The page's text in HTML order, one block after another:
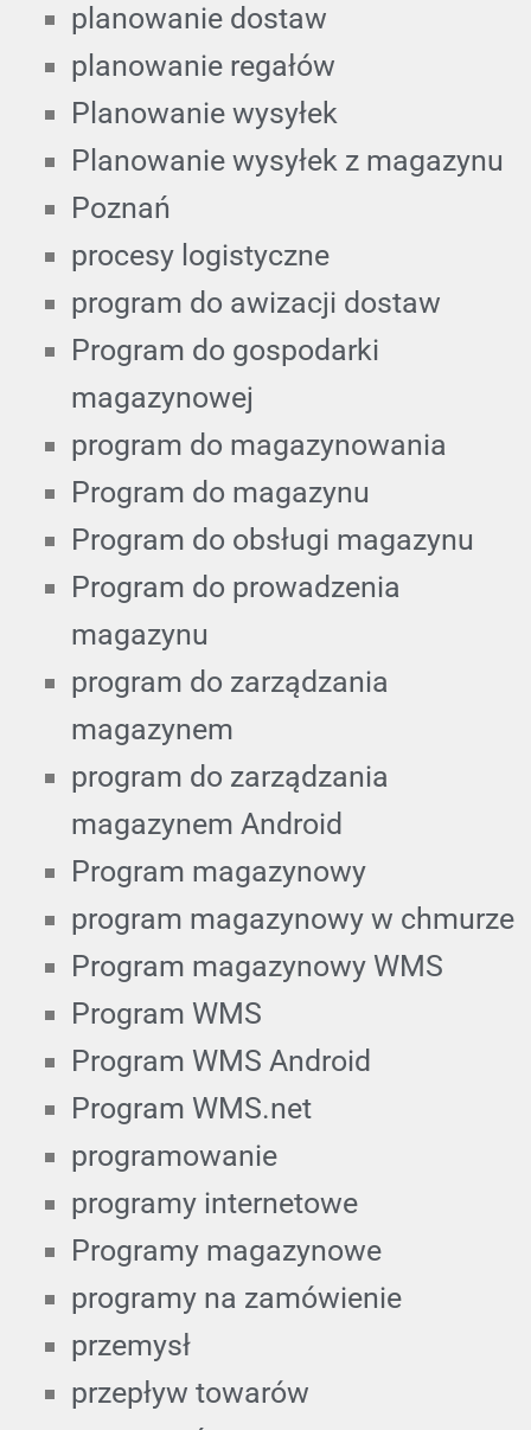
planowanie dostaw
planowanie regałów
Planowanie wysyłek
Planowanie wysyłek z magazynu
Poznań
procesy logistyczne
program do awizacji dostaw
Program do gospodarki
magazynowej
program do magazynowania
Program do magazynu
Program do obsługi magazynu
Program do prowadzenia
magazynu
program do zarządzania
magazynem
program do zarządzania
magazynem Android
Program magazynowy
program magazynowy w chmurze
Program magazynowy WMS
Program WMS
Program WMS Android
Program WMS.net
programowanie
programy internetowe
Programy magazynowe
programy na zamówienie
przemysł
przepływ towarów